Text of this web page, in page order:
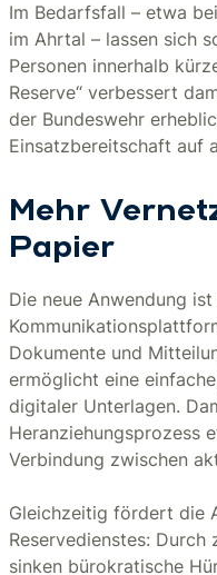
Im Bedarfsfall – etwa
im Ahrtal – lassen sich
Personen innerhalb
Reserve“ verbessert
der Bundeswehr
Einsatzbereitschaft auf
Mehr
Papier
Die neue Anwendung
Dokumente und
ermöglicht eine
digitaler Unterlagen.
Heranziehungsprozess
Verbindung zwischen
Gleichzeitig fördert die
Reservedienstes:
sinken bürokratische